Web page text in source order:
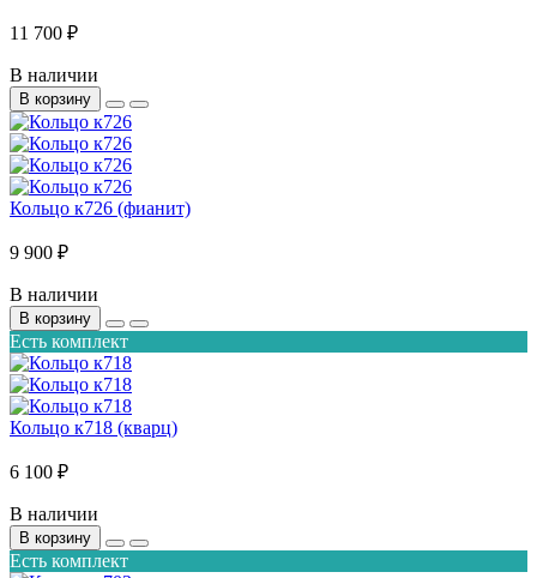
11 700 ₽
В наличии
В корзину
Кольцо к726 (фианит)
9 900 ₽
В наличии
В корзину
Есть комплект
Кольцо к718 (кварц)
6 100 ₽
В наличии
В корзину
Есть комплект